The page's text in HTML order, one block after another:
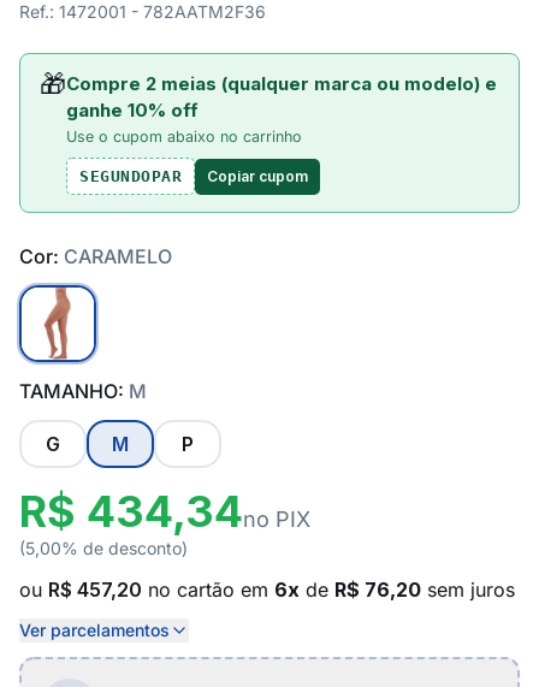
Ref.: 1472001 - 782AATM2F36
🎁Compre 2 meias (qualquer marca ou modelo) e
ganhe 10% off
Use o cupom abaixo no carrinho
SEGUNDOPAR Copiar cupom
Cor: CARAMELO
TAMANHO: M
G M P
R$ 434,34no PIX
(5,00% de desconto)
ou R$ 457,20 no cartão em 6x de R$ 76,20 sem juros
Ver parcelamentos